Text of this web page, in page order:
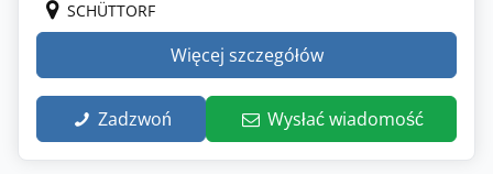
SCHÜTTORF
Więcej szczegółów
Zadzwoń Wysłać wiadomość